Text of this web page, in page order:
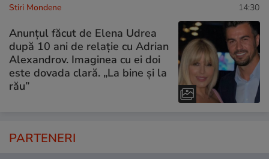
Stiri Mondene 14:30
Anunțul făcut de Elena Udrea
după 10 ani de relație cu Adrian
Alexandrov. Imaginea cu ei doi
este dovada clară. „La bine și la
rău”
PARTENERI